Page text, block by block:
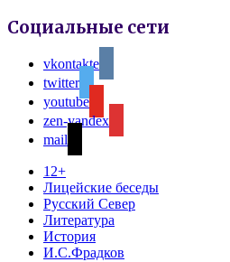
Социальные сети
vkontakte
twitter
youtube
zen-yandex
mail
12+
Лицейские беседы
Русский Север
Литература
История
И.С.Фрадков